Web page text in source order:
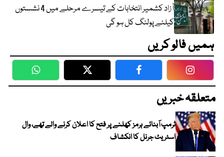
آزاد کشمیر انتخابات کے تیسرے مرحلے میں 4 نشستوں
کیلئے پولنگ کل ہو گی
ہمیں فالو کریں
WhatsApp Twitter Facebook
متعلقہ خبریں
ٹرمپ آبنائے ہرمز کھلنے پر فتح کا اعلان کرنے والے تھے، وال
اسٹریٹ جرنل کا انکشاف